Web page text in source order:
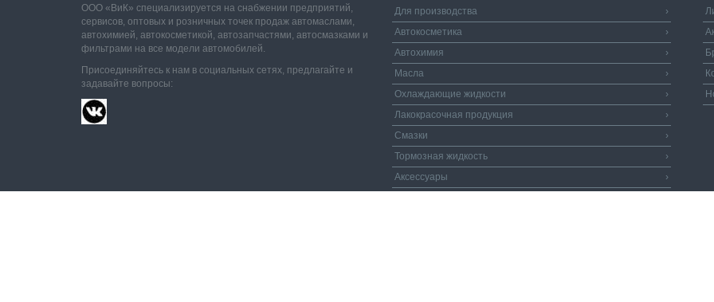
ООО «ВиК» специализируется на снабжении предприятий,
сервисов, оптовых и розничных точек продаж автомаслами,
автохимией, автокосметикой, автозапчастями, автосмазками и
фильтрами на все модели автомобилей.
Присоединяйтесь к нам в социальных сетях, предлагайте и
задавайте вопросы:
Для производства
›
Автокосметика
›
Автохимия
›
Масла
›
Охлаждающие жидкости
›
Лакокрасочная продукция
›
Смазки
›
Тормозная жидкость
›
Аксессуары
›